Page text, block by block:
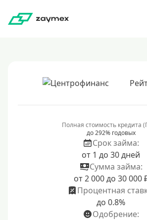
Полная стоимость кредита
до 292% годовых
Срок займа:
от 1 до 30 дней
Сумма займа:
от 2 000 до 30 000
Процентная
до 0.8%
Одобрение: